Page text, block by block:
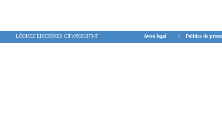
LÓGUEZ EDICIONES CIF:09693373-T Aviso legal | Política de